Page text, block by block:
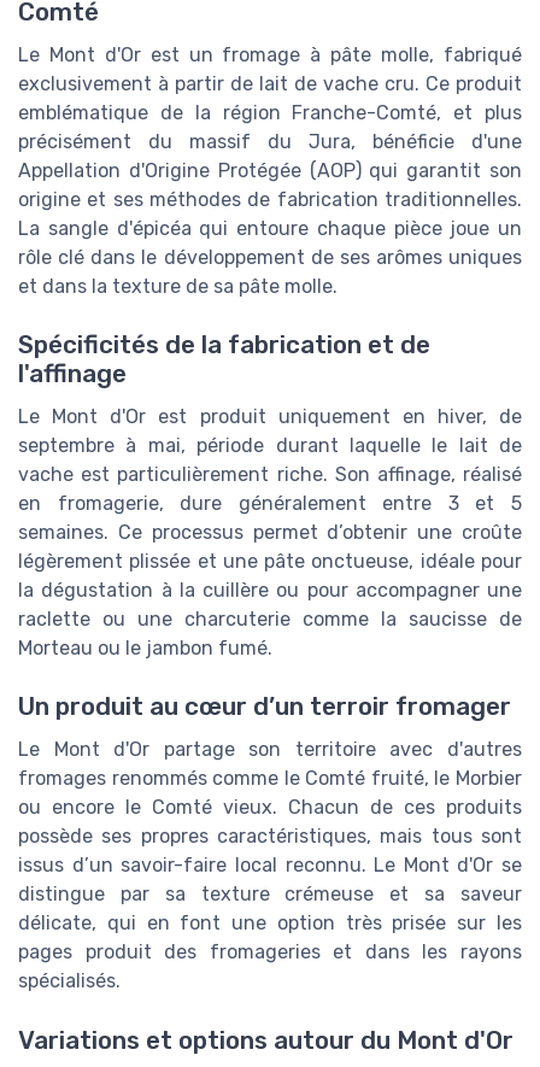
Comté
Le Mont d'Or est un fromage à pâte molle, fabriqué
exclusivement à partir de lait de vache cru. Ce produit
emblématique de la région Franche-Comté, et plus
précisément du massif du Jura, bénéficie d'une
Appellation d'Origine Protégée (AOP) qui garantit son
origine et ses méthodes de fabrication traditionnelles.
La sangle d'épicéa qui entoure chaque pièce joue un
rôle clé dans le développement de ses arômes uniques
et dans la texture de sa pâte molle.
Spécificités de la fabrication et de
l'affinage
Le Mont d'Or est produit uniquement en hiver, de
septembre à mai, période durant laquelle le lait de
vache est particulièrement riche. Son affinage, réalisé
en fromagerie, dure généralement entre 3 et 5
semaines. Ce processus permet d’obtenir une croûte
légèrement plissée et une pâte onctueuse, idéale pour
la dégustation à la cuillère ou pour accompagner une
raclette ou une charcuterie comme la saucisse de
Morteau ou le jambon fumé.
Un produit au cœur d’un terroir fromager
Le Mont d'Or partage son territoire avec d'autres
fromages renommés comme le Comté fruité, le Morbier
ou encore le Comté vieux. Chacun de ces produits
possède ses propres caractéristiques, mais tous sont
issus d’un savoir-faire local reconnu. Le Mont d'Or se
distingue par sa texture crémeuse et sa saveur
délicate, qui en font une option très prisée sur les
pages produit des fromageries et dans les rayons
spécialisés.
Variations et options autour du Mont d'Or